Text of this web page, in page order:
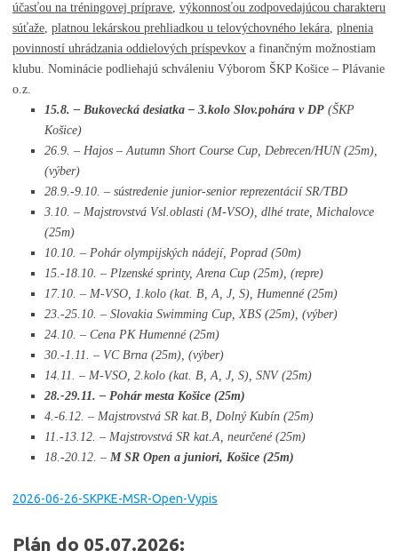
účasťou na tréningovej príprave, výkonnosťou zodpovedajúcou charakteru
súťaže, platnou lekárskou prehliadkou u telovýchovného lekára, plnenia
povinností uhrádzania oddielových príspevkov a finančným možnostiam
klubu. Nominácie podliehajú schváleniu Výborom ŠKP Košice – Plávanie
o.z.
15.8. – Bukovecká desiatka – 3.kolo Slov.pohára v DP (ŠKP
Košice)
26.9. – Hajos – Autumn Short Course Cup, Debrecen/HUN (25m),
(výber)
28.9.-9.10. – sústredenie junior-senior reprezentácií SR/TBD
3.10. – Majstrovstvá Vsl.oblasti (M-VSO), dlhé trate, Michalovce
(25m)
10.10. – Pohár olympijských nádejí, Poprad (50m)
15.-18.10. – Plzenské sprinty, Arena Cup (25m), (repre)
17.10. – M-VSO, 1.kolo (kat. B, A, J, S), Humenné (25m)
23.-25.10. – Slovakia Swimming Cup, XBS (25m), (výber)
24.10. – Cena PK Humenné (25m)
30.-1.11. – VC Brna (25m), (výber)
14.11. – M-VSO, 2.kolo (kat. B, A, J, S), SNV (25m)
28.-29.11. – Pohár mesta Košice (25m)
4.-6.12. – Majstrovstvá SR kat.B, Dolný Kubín (25m)
11.-13.12. – Majstrovstvá SR kat.A, neurčené (25m)
18.-20.12. – M SR Open a juniori, Košice (25m)
2026-06-26-SKPKE-MSR-Open-Vypis
Plán do 05.07.2026: